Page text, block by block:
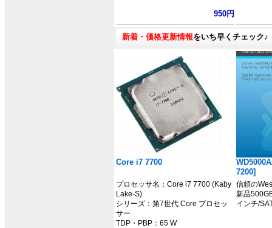
950円
新着・価格更新情報をいち早くチェック♪
Core i7 7700
プロセッサ名：Core i7 7700 (Kaby
Lake-S)
シリーズ：第7世代 Core プロセッ
サー
TDP・PBP：65 W
7200]
信頼の
新品
インチ/